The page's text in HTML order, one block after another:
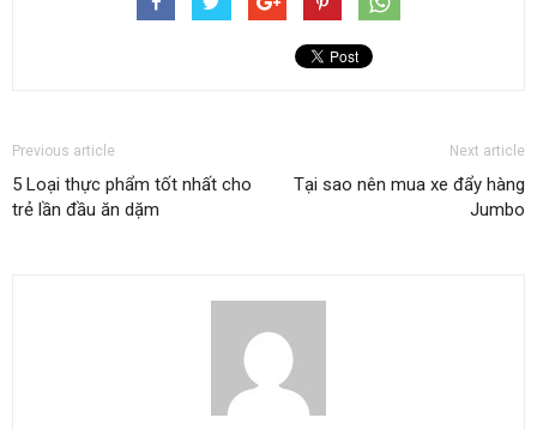
Previous article
5 Loại thực phẩm tốt nhất cho
trẻ lần đầu ăn dặm
Next article
Tại sao nên mua xe đẩy hàng
Jumbo